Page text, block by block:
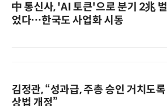
中 통신사, 'AI 토큰'으로 분기 2兆 벌
었다…한국도 사업화 시동
김정관, “성과급, 주총 승인 거치도록
상법 개정”